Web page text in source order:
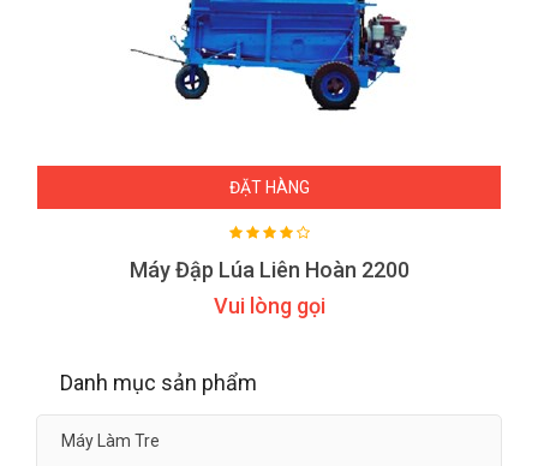
ĐẶT HÀNG
Máy Đập Lúa Liên Hoàn 2200
Vui lòng gọi
Danh mục sản phẩm
Máy Làm Tre